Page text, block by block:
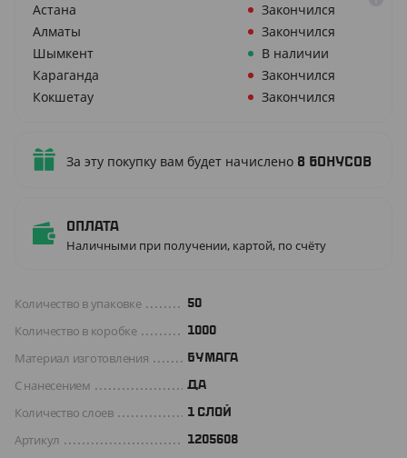
Астана
Закончился
Алматы
Закончился
Шымкент
В наличии
Караганда
Закончился
Кокшетау
Закончился
За эту покупку вам будет начислено 8 бонусов
Оплата
Наличными при получении, картой, по счёту
Количество в упаковке 50
Количество в коробке 1000
Материал изготовления БУМАГА
С нанесением Да
Количество слоев 1 СЛОЙ
Артикул 1205608